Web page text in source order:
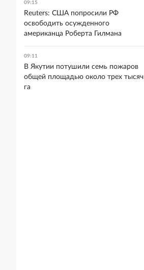
09:15
Reuters: США попросили РФ
освободить осужденного
американца Роберта Гилмана
09:11
В Якутии потушили семь пожаров
общей площадью около трех тысяч
га